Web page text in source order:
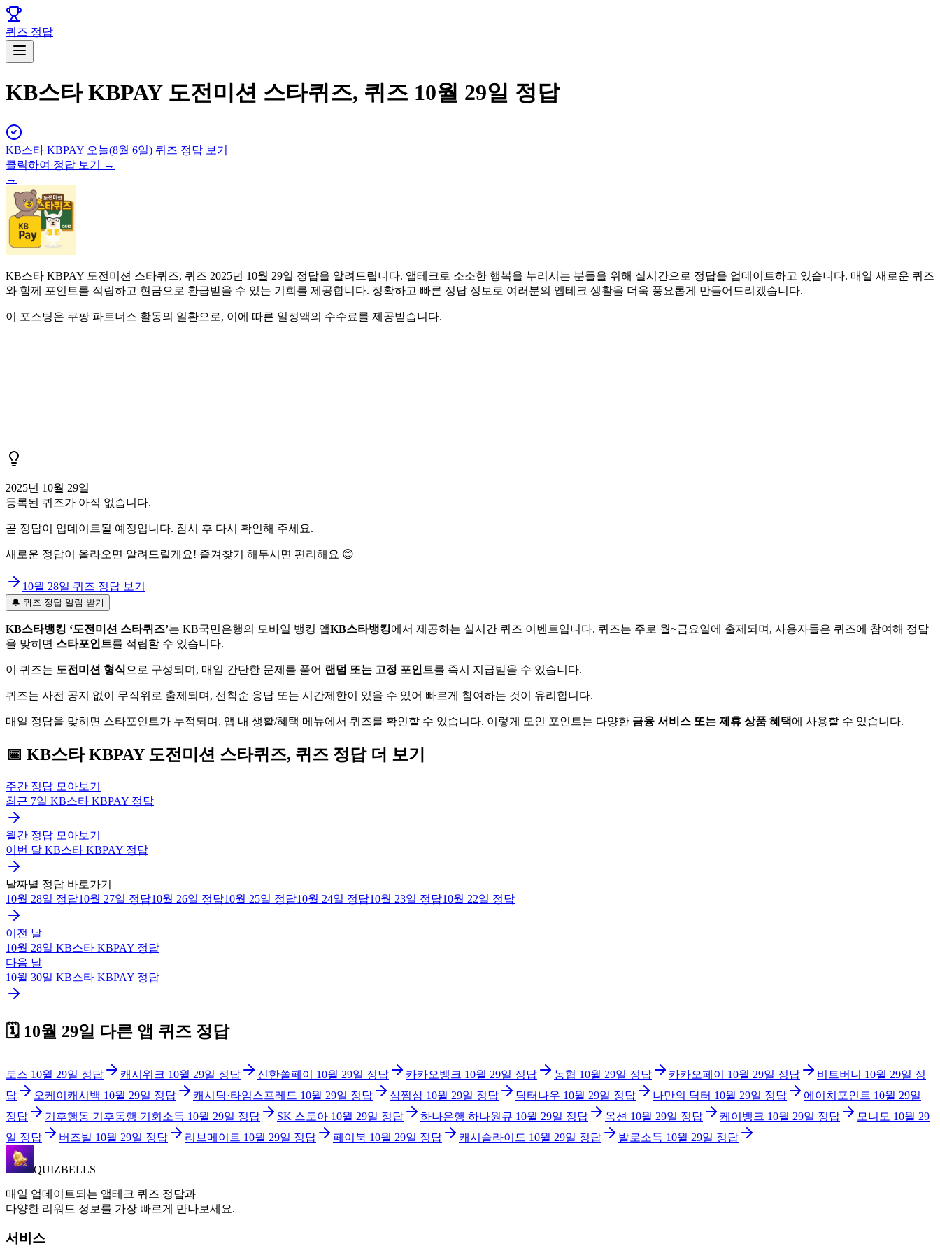
퀴즈 정답
KB스타 KBPAY 도전미션 스타퀴즈, 퀴즈 10월 29일 정답
KB스타 KBPAY 오늘(8월 6일) 퀴즈 정답 보기
클릭하여 정답 보기 →
→
KB스타 KBPAY 도전미션 스타퀴즈, 퀴즈 2025년 10월 29일 정답을 알려드립니다. 앱테크로 소소한 행복을 누리시는 분들을 위해 실시간으로 정답을 업데이트하고 있습니다. 매일 새로운 퀴즈
와 함께 포인트를 적립하고 현금으로 환급받을 수 있는 기회를 제공합니다. 정확하고 빠른 정답 정보로 여러분의 앱테크 생활을 더욱 풍요롭게 만들어드리겠습니다.
이 포스팅은 쿠팡 파트너스 활동의 일환으로, 이에 따른 일정액의 수수료를 제공받습니다.
2025년 10월 29일
등록된 퀴즈가 아직 없습니다.
곧 정답이 업데이트될 예정입니다. 잠시 후 다시 확인해 주세요.
새로운 정답이 올라오면 알려드릴게요! 즐겨찾기 해두시면 편리해요 😊
10월 28일 퀴즈 정답 보기
🔔 퀴즈 정답 알림 받기
KB스타뱅킹 ‘도전미션 스타퀴즈’는 KB국민은행의 모바일 뱅킹 앱KB스타뱅킹에서 제공하는 실시간 퀴즈 이벤트입니다. 퀴즈는 주로 월~금요일에 출제되며, 사용자들은 퀴즈에 참여해 정답
을 맞히면 스타포인트를 적립할 수 있습니다.
이 퀴즈는 도전미션 형식 으로 구성되며, 매일 간단한 문제를 풀어 랜덤 또는 고정 포인트를 즉시 지급받을 수 있습니다.
퀴즈는 사전 공지 없이 무작위로 출제되며, 선착순 응답 또는 시간제한이 있을 수 있어 빠르게 참여하는 것이 유리합니다.
매일 정답을 맞히면 스타포인트가 누적되며, 앱 내 생활/혜택 메뉴에서 퀴즈를 확인할 수 있습니다. 이렇게 모인 포인트는 다양한 금융 서비스 또는 제휴 상품 혜택에 사용할 수 있습니다.
📅 KB스타 KBPAY 도전미션 스타퀴즈, 퀴즈 정답 더 보기
주간 정답 모아보기
최근 7일 KB스타 KBPAY 정답
월간 정답 모아보기
이번 달 KB스타 KBPAY 정답
날짜별 정답 바로가기
10월 28일 정답10월 27일 정답10월 26일 정답10월 25일 정답10월 24일 정답10월 23일 정답10월 22일 정답
이전 날
10월 28일 KB스타 KBPAY 정답
다음 날
10월 30일 KB스타 KBPAY 정답
🗓️ 10월 29일 다른 앱 퀴즈 정답
토스 10월 29일 정답 캐시워크 10월 29일 정답 신한쏠페이 10월 29일 정답 카카오뱅크 10월 29일 정답 농협 10월 29일 정답 카카오페이 10월 29일 정답 비트버니 10월 29일 정
답
오케이캐시백 10월 29일 정답 캐시닥·타임스프레드 10월 29일 정답 삼쩜삼 10월 29일 정답 닥터나우 10월 29일 정답 나만의 닥터 10월 29일 정답 에이치포인트 10월 29일
정답
기후행동 기후동행 기회소득 10월 29일 정답 SK 스토아 10월 29일 정답 하나은행 하나원큐 10월 29일 정답 옥션 10월 29일 정답 케이뱅크 10월 29일 정답 모니모 10월 29
일 정답 버즈빌 10월 29일 정답 리브메이트 10월 29일 정답 페이북 10월 29일 정답 캐시슬라이드 10월 29일 정답 발로소득 10월 29일 정답
QUIZBELLS
매일 업데이트되는 앱테크 퀴즈 정답과
다양한 리워드 정보를 가장 빠르게 만나보세요.
서비스